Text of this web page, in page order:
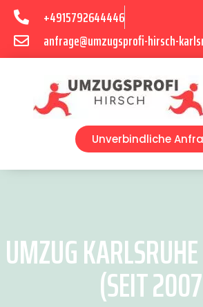
+4915792644446
anfrage@umzugsprofi-hirsch-
Unverbindliche
UMZUG
(SEIT